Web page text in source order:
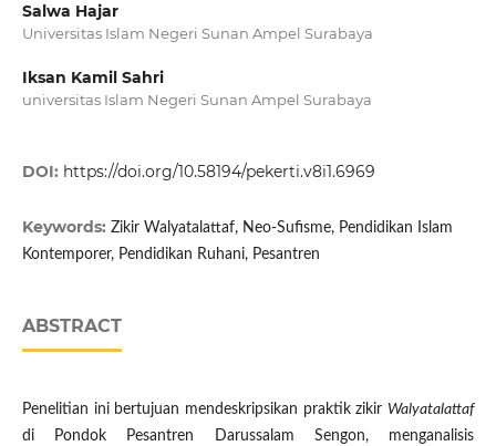
Salwa Hajar
Universitas Islam Negeri Sunan Ampel Surabaya
Iksan Kamil Sahri
universitas Islam Negeri Sunan Ampel Surabaya
DOI: https://doi.org/10.58194/pekerti.v8i1.6969
Keywords: Zikir Walyatalattaf, Neo-Sufisme, Pendidikan Islam
Kontemporer, Pendidikan Ruhani, Pesantren
ABSTRACT
Penelitian ini bertujuan mendeskripsikan praktik zikir Walyatalattaf
di Pondok Pesantren Darussalam Sengon, menganalisis